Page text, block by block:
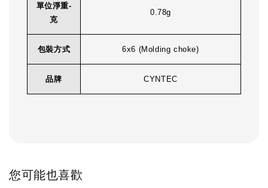
單位淨重-
克
0.78g
包裝方式 6x6 (Molding choke)
品牌 CYNTEC
您可能也喜歡